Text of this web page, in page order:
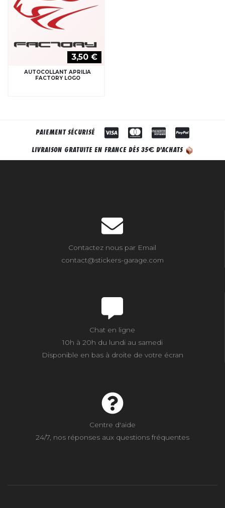
3,50 €
AUTOCOLLANT APRILIA
FACTORY LOGO
PAIEMENT SÉCURISÉ
LIVRAISON GRATUITE EN FRANCE DÈS 35€ D'ACHATS
Contactez nous par Email
contact@stickers-garage.com
Chat en ligne
10h à 20h du lundi au samedi
Disponible en bas à droite de votre écran
Centre d'aide
24/7, nos réponses aux questions fréquentes